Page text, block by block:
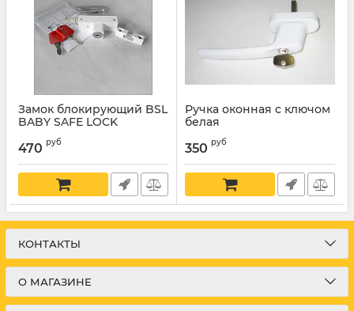
Замок блокирующий BSL
BABY SAFE LOCK
470 руб
Ручка оконная с ключом
белая
350 руб
КОНТАКТЫ
О МАГАЗИНЕ